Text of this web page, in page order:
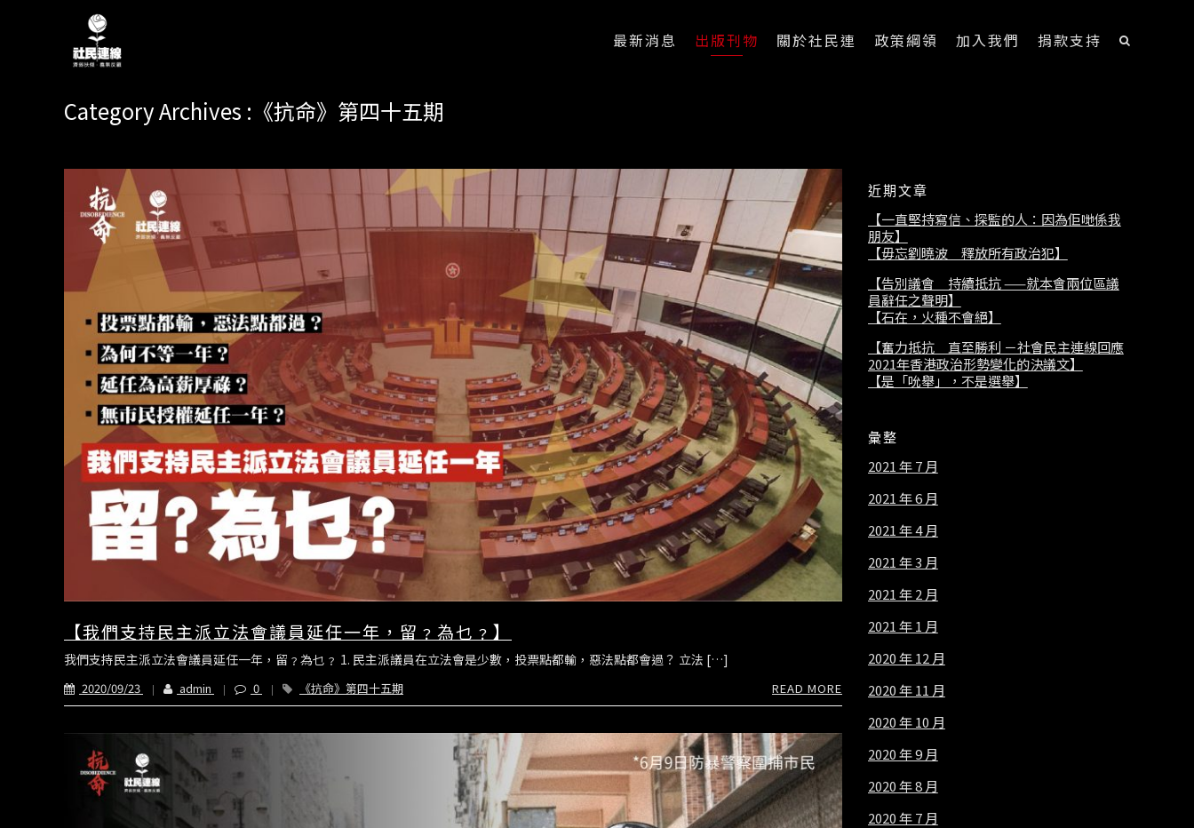
最新消息 出版刊物 關於社民連 政策綱領 加入我們 捐款支持
Category Archives :《抗命》第四十五期
【我們支持民主派立法會議員延任一年，留﹖為乜﹖】
我們支持民主派立法會議員延任一年，留﹖為乜﹖ 1. 民主派議員在立法會是少數，投票點都輸，惡法點都會過？ 立法 […]
2020/09/23 admin 0 《抗命》第四十五期 READ MORE
近期文章
【一直堅持寫信、探監的人：因為佢哋係我
朋友】
【毋忘劉曉波 釋放所有政治犯】
【告別議會 持續抵抗 ——就本會兩位區議
員辭任之聲明】
【石在，火種不會絕】
【奮力抵抗 直至勝利 －社會民主連線回應
2021年香港政治形勢變化的決議文】
【是「吮舉」，不是選舉】
彙整
2021 年 7 月
2021 年 6 月
2021 年 4 月
2021 年 3 月
2021 年 2 月
2021 年 1 月
2020 年 12 月
2020 年 11 月
2020 年 10 月
2020 年 9 月
2020 年 8 月
2020 年 7 月